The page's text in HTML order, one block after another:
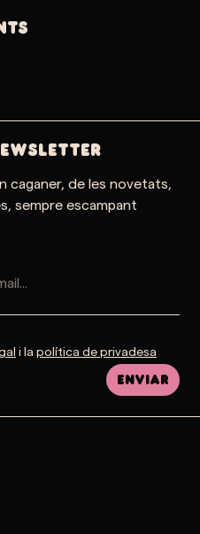
caganer, de les novetats,
sempre escampant
i la política de privadesa
Enviar